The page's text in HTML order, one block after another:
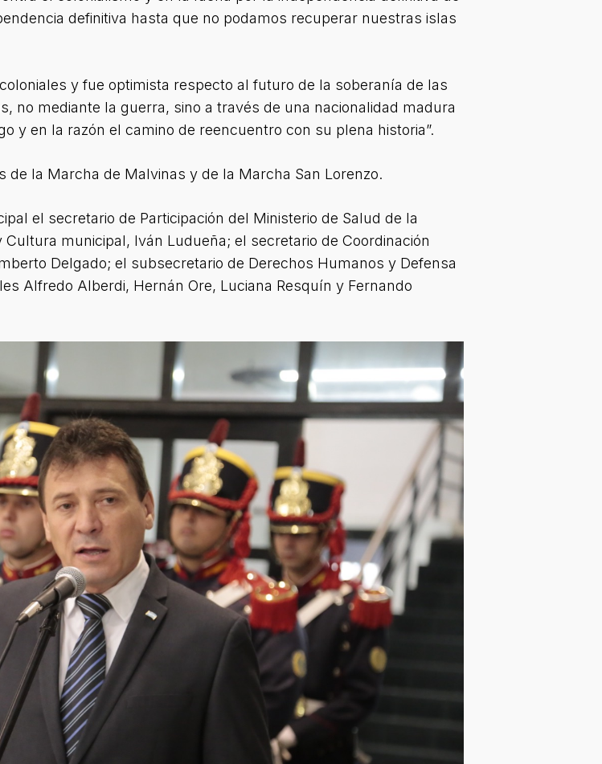
definitiva hasta que no podamos recuperar nuestras islas
y fue optimista respecto al futuro de la soberanía de las
no mediante la guerra, sino a través de una nacionalidad madura
y en la razón el camino de reencuentro con su plena historia”.
la Marcha de Malvinas y de la Marcha San Lorenzo.
el secretario de Participación del Ministerio de Salud de la
municipal, Iván Ludueña; el secretario de Coordinación
Delgado; el subsecretario de Derechos Humanos y Defensa
Alfredo Alberdi, Hernán Ore, Luciana Resquín y Fernando